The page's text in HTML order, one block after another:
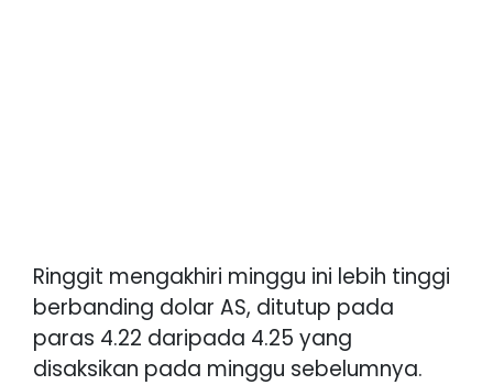
Ringgit mengakhiri minggu ini lebih tinggi
berbanding dolar AS, ditutup pada
paras 4.22 daripada 4.25 yang
disaksikan pada minggu sebelumnya.